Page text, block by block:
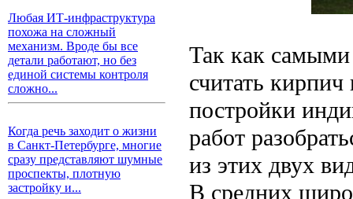
Любая ИТ-инфраструктура
похожа на сложный
механизм. Вроде бы все
детали работают, но без
единой системы контроля
сложно...
Когда речь заходит о жизни
в Санкт-Петербурге, многие
сразу представляют шумные
проспекты, плотную
застройку и...
Так как
считать
постройки
работ
из этих двух
В средних